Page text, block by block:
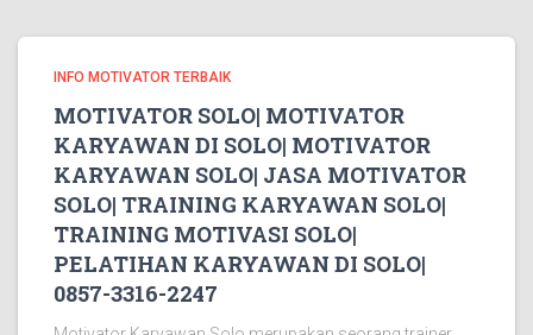
INFO MOTIVATOR TERBAIK
MOTIVATOR SOLO| MOTIVATOR
KARYAWAN DI SOLO| MOTIVATOR
KARYAWAN SOLO| JASA MOTIVATOR
SOLO| TRAINING KARYAWAN SOLO|
TRAINING MOTIVASI SOLO|
PELATIHAN KARYAWAN DI SOLO|
0857-3316-2247